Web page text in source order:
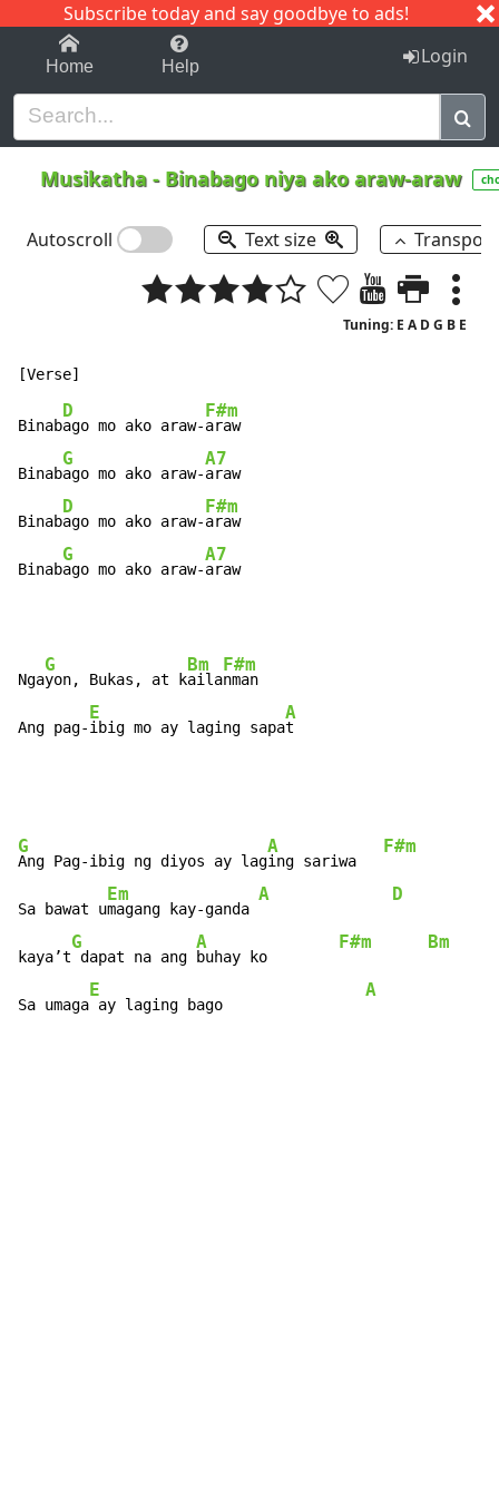
Subscribe today and say goodbye to ads!
1-9 C I J
Home Help Login
Musikatha - Binabago niya ako araw-araw
Autoscroll Text size
Tuning: E A D G B E
Binab
D
ago mo ako araw-
F#m
araw
Binab
G
ago mo ako araw-
A7
araw
Binab
D
ago mo ako araw-
F#m
araw
Binab
G
ago mo ako araw-
A7
araw
Nga
G
yon, Bukas, at k
Bm
aila
F#m
nman
Ang pag-
E
ibig mo ay laging sapa
A
t
G
Ang Pag-ibig ng diyos ay lag
A
ing sariwa
F#m
Sa bawat u
Em
magang kay-ganda
A D
kaya’t
G
dapat na ang
A
buhay ko
F#m Bm
Sa umaga
E
ay laging bago
A